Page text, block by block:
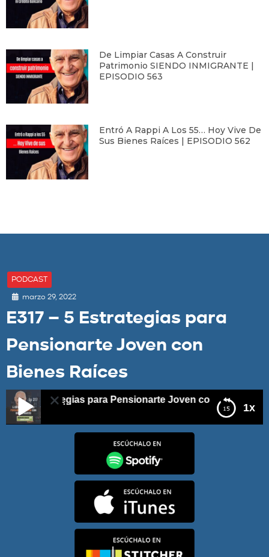
De Limpiar Casas A Construir
Patrimonio SIENDO INMIGRANTE |
EPISODIO 563
Entró A Rappi A Los 55… Hoy Vive De
Sus Bienes Raíces | EPISODIO 562
PODCAST
marzo 29, 2022
E317 – 5 Estrategias para
Pensionarte Joven con
Bienes Raíces
1x
5 Estrategias para Pensionarte Joven con Bienes Raíces
E317 – 5 Estrategias para Pensionarte Joven con